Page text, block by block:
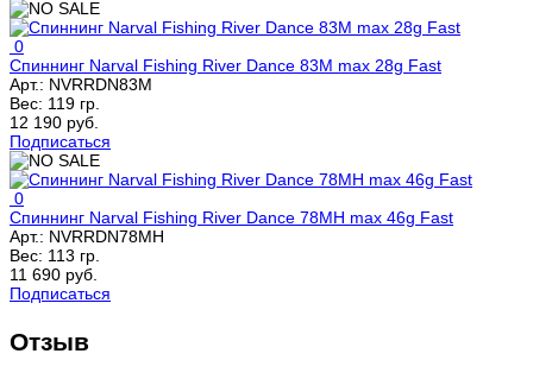
0
Спиннинг Narval Fishing River Dance 83M max 28g Fast
Арт.: NVRRDN83M
Вес: 119 гр.
12 190 руб.
Подписаться
0
Спиннинг Narval Fishing River Dance 78MH max 46g Fast
Арт.: NVRRDN78MH
Вес: 113 гр.
11 690 руб.
Подписаться
Отзыв